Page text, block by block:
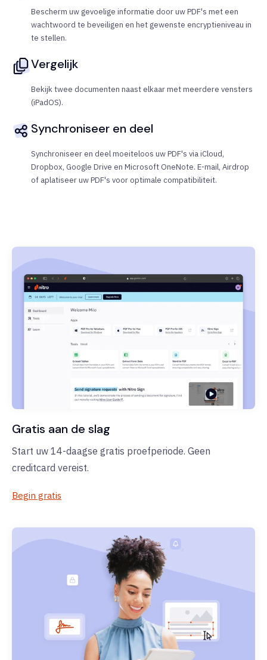
Bescherm uw gevoelige informatie door uw PDF's met een
wachtwoord te beveiligen en het gewenste encryptieniveau in
te stellen.
Vergelijk
Bekijk twee documenten naast elkaar met meerdere vensters
(iPadOS).
Synchroniseer en deel
Synchroniseer en deel moeiteloos uw PDF's via iCloud,
Dropbox, Google Drive en Microsoft OneNote. E-mail, Airdrop
of aplatiseer uw PDF's voor optimale compatibiliteit.
Gratis aan de slag
Start uw 14-daagse gratis proefperiode. Geen
creditcard vereist.
Begin gratis